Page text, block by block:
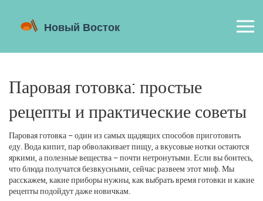
Паровая готовка: простые
рецепты и практические советы
Паровая готовка – один из самых щадящих способов приготовить
еду. Вода кипит, пар обволакивает пищу, а вкусовые нотки остаются
яркими, а полезные вещества – почти нетронутыми. Если вы боитесь,
что блюда получатся безвкусными, сейчас развеем этот миф. Мы
расскажем, какие приборы нужны, как выбрать время готовки и какие
рецепты подойдут даже новичкам.